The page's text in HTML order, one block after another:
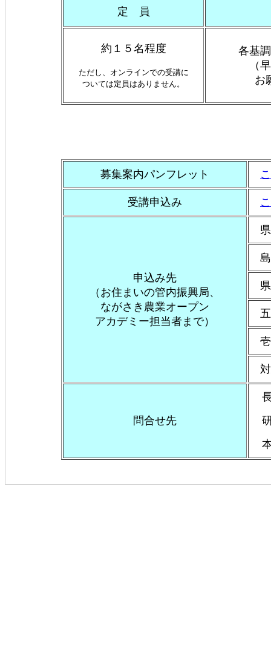
定 員
約１５名程度
ただし、オンラインでの受講に
ついては定員はありません。
各基
（
お
募集案内パンフレット
受講申込み
申込み先
（お住まいの管内振興局、
ながさき農業オープン
アカデミー担当者まで）
県
島
県
五
壱
対
問合せ先
長